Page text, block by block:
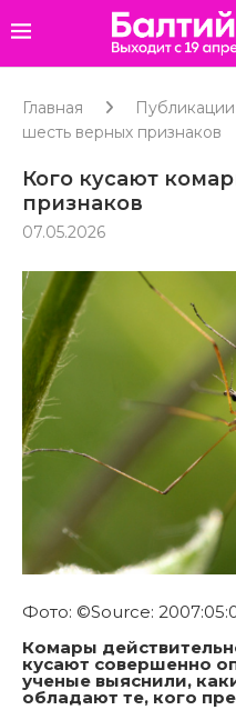
Главная Публикации
шесть верных признаков
Кого кусают
признаков
07.05.2026
Фото: ©Source:
Комары
кусают совершенно
ученые выяснили,
обладают те, кого